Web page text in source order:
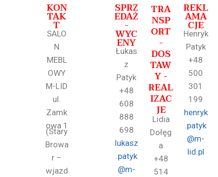
KON
TAK
T
SALO
N
MEBL
OWY
M-LID
ul.
Zamk
owa 1
(Stary
Browa
r –
wjazd
SPRZ
EDAŻ
-
WYC
ENY
Łukas
z
Patyk
+48
608
888
698
lukasz
.patyk
@m-
TRA
NSP
ORT
-
DOS
TAW
Y -
REAL
IZAC
JE
Lidia
Dołęg
a
+48
514
REKL
AMA
CJE
Henryk
Patyk
+48
500
301
199
henryk
.patyk
@m-
lid.pl